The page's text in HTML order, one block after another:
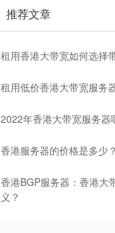
推荐文章
租用香港大带宽如何选择
租用低价香港大带宽服务
2022年香港大带宽服务器
香港服务器的价格是多少
香港BGP服务器：香港大
义？